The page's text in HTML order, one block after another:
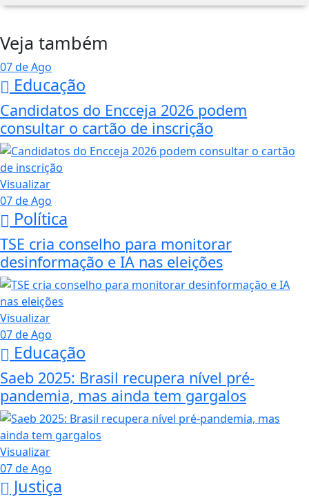
Veja também
07 de Ago
Educação
Candidatos do Encceja 2026 podem
consultar o cartão de inscrição
Visualizar
07 de Ago
Política
TSE cria conselho para monitorar
desinformação e IA nas eleições
Visualizar
07 de Ago
Educação
Saeb 2025: Brasil recupera nível pré-
pandemia, mas ainda tem gargalos
Visualizar
07 de Ago
Justiça